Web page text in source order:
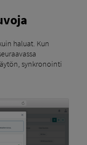
haluat. Kun
synkronointi